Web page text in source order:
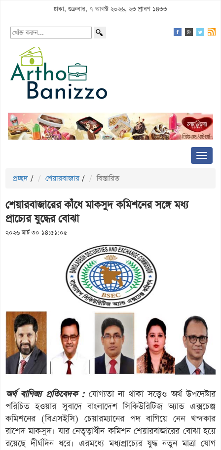
ঢাকা, শুক্রবার, ৭ আগস্ট ২০২৬, ২৩ শ্রাবণ ১৪৩৩
প্রচ্ছদ / শেয়ারবাজার / বিস্তারিত
শেয়ারবাজারের কাঁধে মাকসুদ কমিশনের সঙ্গে মধ্য
প্রাচ্যের যুদ্ধের বোঝা
২০২৬ মার্চ ৩০ ১৪:৫১:০৫
অর্থ বাণিজ্য প্রতিবেদক : যোগ্যতা না থাকা সত্ত্বেও অর্থ উপদেষ্টার
পরিচিত হওয়ার সুবাদে বাংলাদেশ সিকিউরিটিজ অ্যান্ড এক্সচেঞ্জ
কমিশনের (বিএসইসি) চেয়ারম্যানের পদ বাগিয়ে নেন খন্দকার
রাশেদ মাকসুদ। যার নেতৃত্বাধীন কমিশন শেয়ারবাজারের বোঝা হয়ে
রয়েছে দীর্ঘদিন ধরে। এরমধ্যে মধ্যপ্রাচ্যের যুদ্ধ নতুন মাত্রা যোগ